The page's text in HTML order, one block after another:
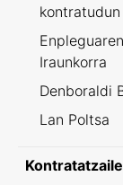
Iraunkorra
Denboraldi
Lan Poltsa